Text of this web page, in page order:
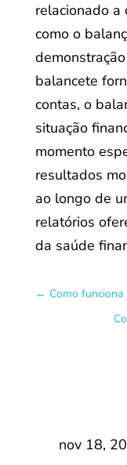
relacionado a
como o
balancete
contas, o
situação
momento
resultados
ao longo de
relatórios
da saúde
← Como funciona
nov 18,